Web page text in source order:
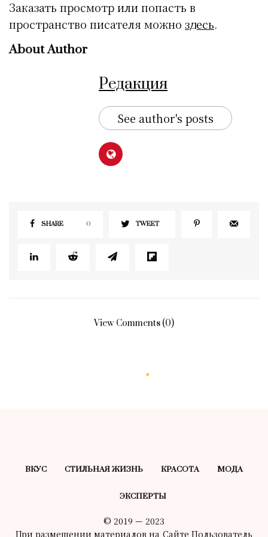
Заказать просмотр или попасть в
пространство писателя можноздесь.
About Author
Редакция
See author's posts
SHARE 0 TWEET
View Comments (0)
ВКУС СТИЛЬНАЯ ЖИЗНЬ КРАСОТA МОДА
ЭКСПЕРТЫ
© 2019 — 2023
При размещении материалов на Сайте Пользователь